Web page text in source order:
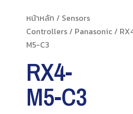
หน้าหลัก / Sensors
Controllers/ Panasonic/
M5-C3
RX4-
M5-C3